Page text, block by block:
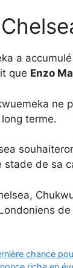
a
que Enzo
ne
terme.
stade de sa
chance